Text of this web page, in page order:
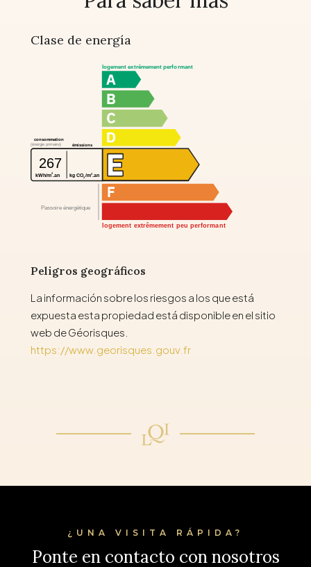
Clase de energía
logement extrêmement performant
logement extrêmement peu performant
consommation
émissions
(énergie primaire)
267
kWh/m2 .an kg CO2/m2 .an
Passoire énergétique
Peligros geográficos
La información sobre los riesgos a los que está
expuesta esta propiedad está disponible en el sitio
web de Géorisques.
https://www.georisques.gouv.fr
¿UNA VISITA RÁPIDA?
Ponte en contacto con nosotros